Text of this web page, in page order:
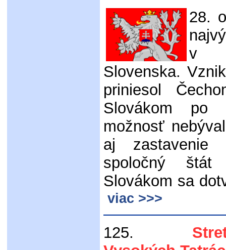
28.
v
Slovenska.
priniesol
Slovákom po
možnosť
aj zastavenie
spoločný
Slovákom sa
viac >>>
125.